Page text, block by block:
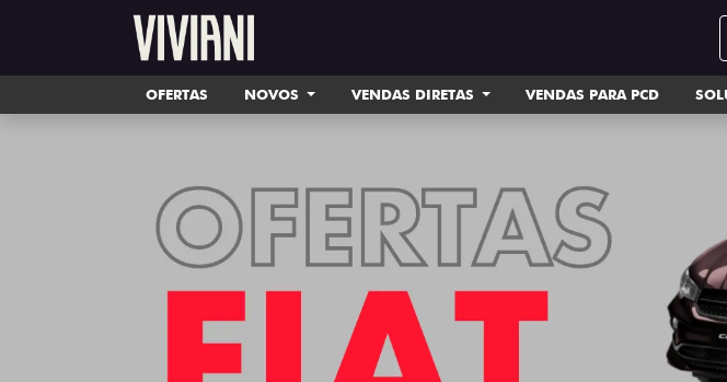
OFERTAS NOVOS VENDAS DIRETAS VENDAS PARA PCD